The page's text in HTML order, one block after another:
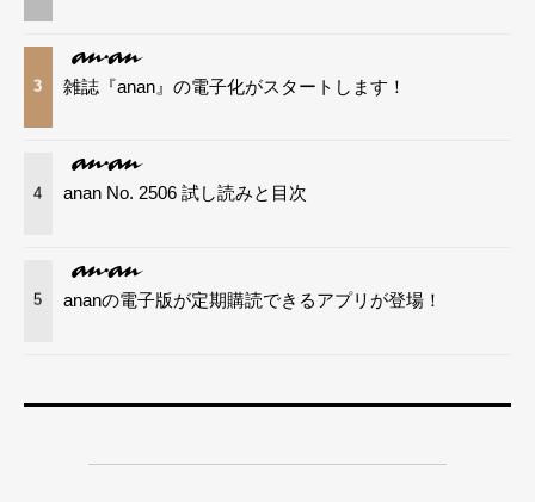
3 雑誌『anan』の電子化がスタートします！
4 anan No. 2506 試し読みと目次
5 ananの電子版が定期購読できるアプリが登場！